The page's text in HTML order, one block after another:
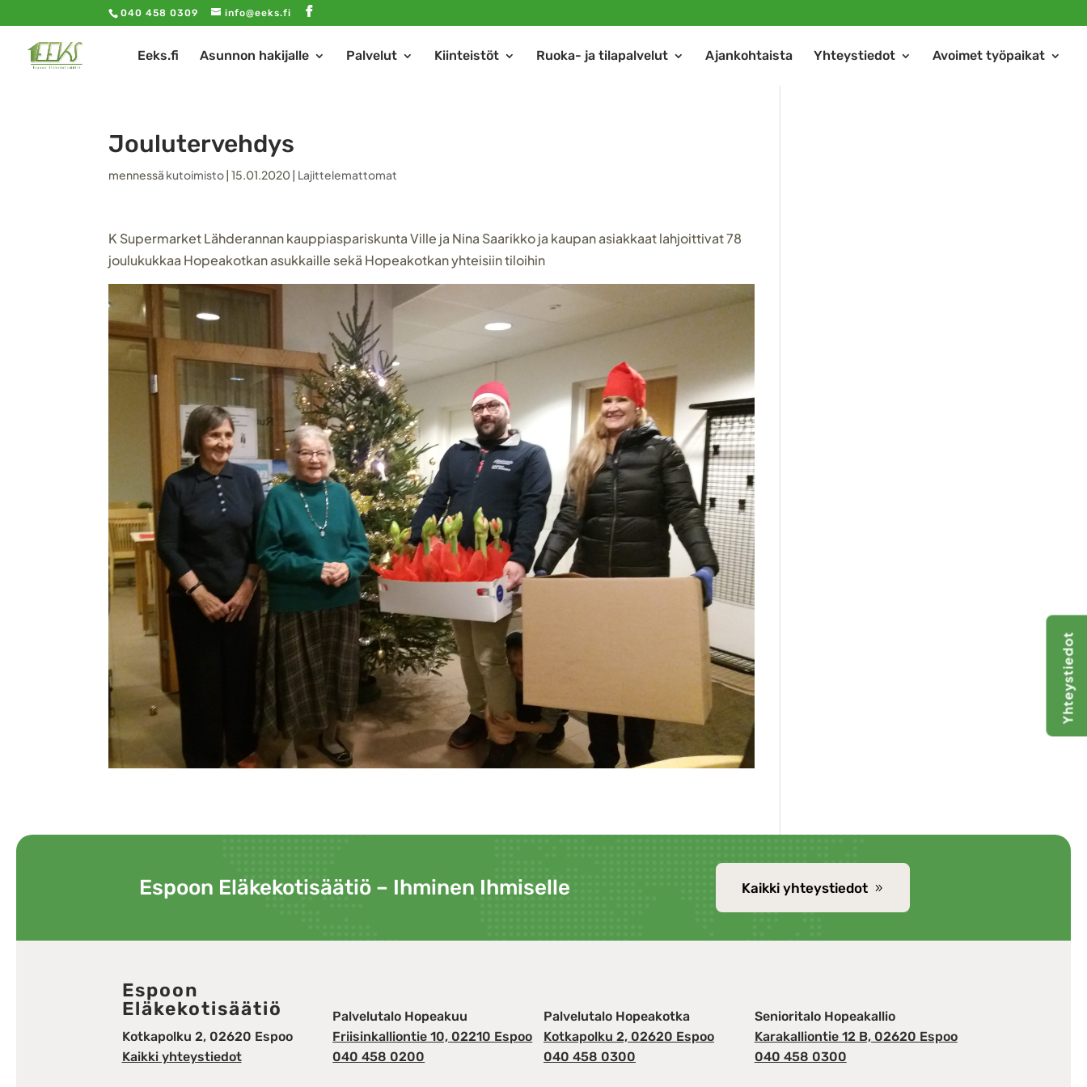
040 458 0309 info@eeks.fi
Eeks.fi Asunnon hakijalle Palvelut Kiinteistöt Ruoka- ja tilapalvelut Ajankohtaista Yhteystiedot Avoimet työpaikat
Joulutervehdys
mennessä kutoimisto|15.01.2020| Lajittelemattomat
K Supermarket Lähderannan kauppiaspariskunta Ville ja Nina Saarikko ja kaupan asiakkaat lahjoittivat 78
joulukukkaa Hopeakotkan asukkaille sekä Hopeakotkan yhteisiin tiloihin
Espoon Eläkekotisäätiö – Ihminen Ihmiselle Kaikki yhteystiedot
Espoon
Eläkekotisäätiö
Kotkapolku 2, 02620 Espoo
Kaikki yhteystiedot
Palvelutalo Hopeakuu
Friisinkalliontie 10, 02210 Espoo
040 458 0200
Palvelutalo Hopeakotka
Kotkapolku 2, 02620 Espoo
040 458 0300
Senioritalo Hopeakallio
Karakalliontie 12 B, 02620 Espoo
040 458 0300
Yhteystiedot